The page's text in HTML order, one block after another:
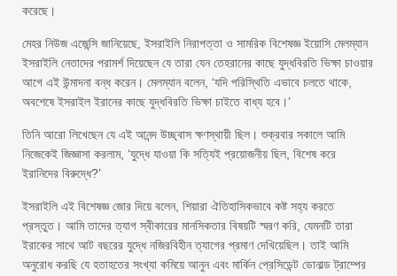
করেছে।
মেহর নিউজ এজেন্সি জানিয়েছে, ইসরাইলি নিরাপত্তা ও সামরিক বিশেষজ্ঞ ইয়োসি মেলম্যান
ইসরাইলি নেতাদের পরামর্শ দিয়েছেন যে তারা যেন তেহরানের কাছে যুদ্ধবিরতি ভিক্ষা চাওয়ার
আগে এই উন্মাদনা বন্ধ করেন। মেলম্যান বলেন, ‘যদি পরিস্থিতি এভাবে চলতে থাকে,
অবশেষে ইসরাইল ইরানের কাছে যুদ্ধবিরতি ভিক্ষা চাইতে বাধ্য হবে।’
তিনি আরো লিখেছেন যে এই আনন্দ উচ্ছ্বাস ক্ষণস্থায়ী ছিল। শুক্রবার সকালে আমি
নিজেকেই জিজ্ঞাসা করলাম, ‘যুদ্ধে যাওয়া কি সত্যিই প্রয়োজনীয় ছিল, বিশেষ করে
ইরানিদের বিরুদ্ধে?’
ইসরাইলি এই বিশেষজ্ঞ জোর দিয়ে বলেন, শিয়ারা ঐতিহাসিকভাবে কষ্ট সহ্য করতে
প্রস্তুত। আমি তাদের ত্যাগ স্বীকারের মানসিকতার বিষয়টি স্মরণ করি, যেমনটি তারা
ইরাকের সাথে আট বছরের যুদ্ধে নজিরবিহীন ত্যাগের প্রমাণ দেখিয়েছিল। তাই আমি
অনুরোধ করছি যে হতাহতের সংখ্যা কমিয়ে আনুন এবং মার্কিন প্রেসিডেন্ট ডোনাল্ড ট্রাম্পের